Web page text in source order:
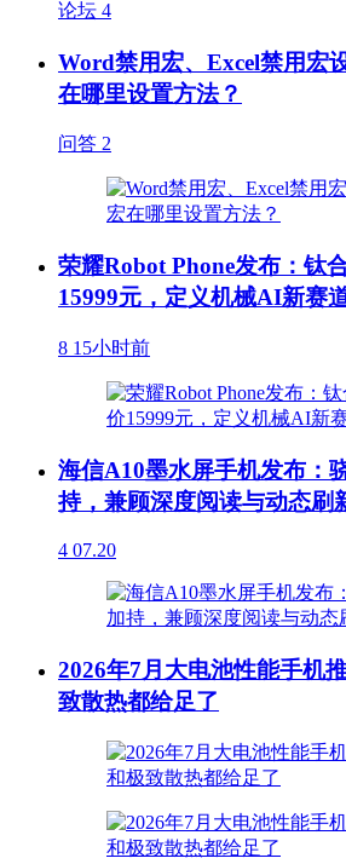
论坛 4
Word禁用宏、Excel禁用宏
在哪里设置方法？
问答 2
荣耀Robot Phone发布：钛
15999元，定义机械AI新赛
8 15小时前
海信A10墨水屏手机发布：
持，兼顾深度阅读与动态刷
4 07.20
2026年7月大电池性能手机
致散热都给足了